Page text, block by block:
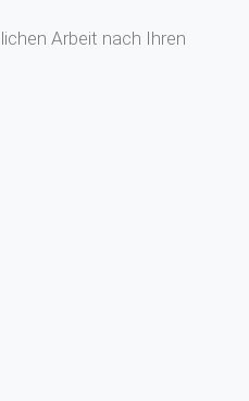
Arbeit nach Ihren